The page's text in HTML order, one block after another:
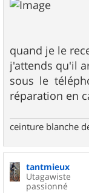
quand je le
j'attends qu'il
sous le
réparation en
ceinture blanche
tantmieux
Utagawiste
passionné